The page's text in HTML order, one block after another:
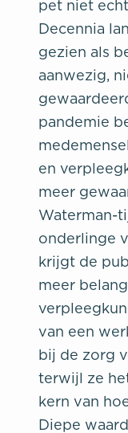
pet niet
Decennia
gezien als
aanwezig,
pandemie
en
meer
Waterman-
onderlinge
krijgt de
meer
van een
bij de zorg
terwijl ze
kern van
Diepe